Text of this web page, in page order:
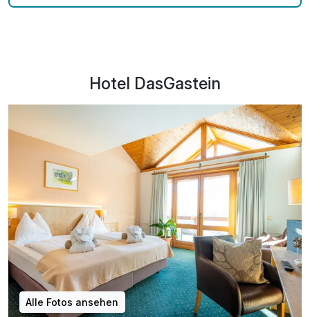
Hotel DasGastein
Alle Fotos ansehen